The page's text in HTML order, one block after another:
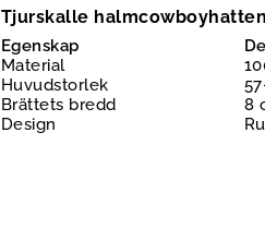
Tjurskalle
Egenskap
Material
Huvudstorlek
Brättets bredd
8
Design